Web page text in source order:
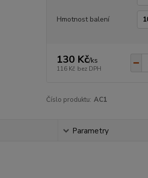
Hmotnost balení
130 Kč/ks
116 Kč bez DPH
Číslo produktu: AC1
Parametry